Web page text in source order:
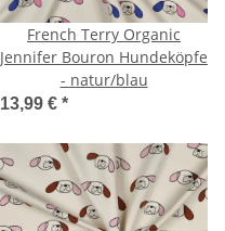
French Terry Organic
Jennifer Bouron Hundeköpfe
- natur/blau
13,99 € *